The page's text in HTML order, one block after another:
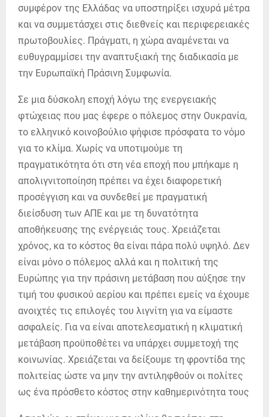
συμφέρον της Ελλάδας να υποστηρίξει ισχυρά μέτρα
και να συμμετάσχει στις διεθνείς και περιφερειακές
πρωτοβουλίες. Πράγματι, η χώρα αναμένεται να
ευθυγραμμίσει την αναπτυξιακή της διαδικασία με
την Ευρωπαϊκή Πράσινη Συμφωνία.
Σε μια δύσκολη εποχή λόγω της ενεργειακής
φτώχειας που μας έφερε ο πόλεμος στην Ουκρανία,
το ελληνικό κοινοβούλιο ψήφισε πρόσφατα το νόμο
για το κλίμα. Χωρίς να υποτιμούμε τη
πραγματικότητα ότι στη νέα εποχή που μπήκαμε η
απολιγνιτοποίηση πρέπει να έχει διαφορετική
προσέγγιση και να συνδεθεί με πραγματική
διείσδυση των ΑΠΕ και με τη δυνατότητα
αποθήκευσης της ενέργειάς τους. Χρειάζεται
χρόνος, κα το κόστος θα είναι πάρα πολύ υψηλό. Δεν
είναι μόνο ο πόλεμος αλλά και η πολιτική της
Ευρώπης για την πράσινη μετάβαση που αύξησε την
τιμή του φυσικού αερίου και πρέπει εμείς να έχουμε
ανοιχτές τις επιλογές του λιγνίτη για να είμαστε
ασφαλείς. Για να είναι αποτελεσματική η κλιματική
μετάβαση προϋποθέτει να υπάρχει συμμετοχή της
κοινωνίας. Χρειάζεται να δείξουμε τη φροντίδα της
πολιτείας ώστε να μην την αντιληφθούν οι πολίτες
ως ένα πρόσθετο κόστος στην καθημερινότητα τους